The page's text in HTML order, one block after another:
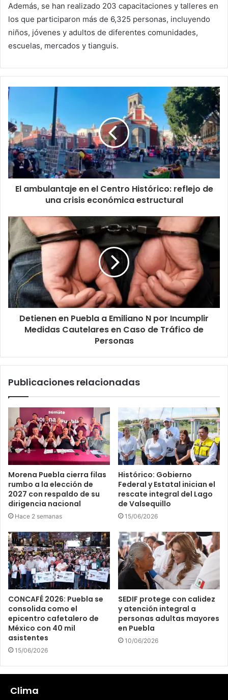
Además, se han realizado 203 capacitaciones y talleres en
los que participaron más de 6,325 personas, incluyendo
niños, jóvenes y adultos de diferentes comunidades,
escuelas, mercados y tianguis.
El ambulantaje en el Centro Histórico: reflejo de
una crisis económica estructural
Detienen en Puebla a Emiliano N por Incumplir
Medidas Cautelares en Caso de Tráfico de
Personas
Publicaciones relacionadas
Morena Puebla cierra filas
rumbo a la elección de
2027 con respaldo de su
dirigencia nacional
Hace 2 semanas
Histórico: Gobierno
Federal y Estatal inician el
rescate integral del Lago
de Valsequillo
15/06/2026
CONCAFÉ 2026: Puebla se
consolida como el
epicentro cafetalero de
México con 40 mil
asistentes
15/06/2026
SEDIF protege con calidez
y atención integral a
personas adultas mayores
en Puebla
10/06/2026
Clima